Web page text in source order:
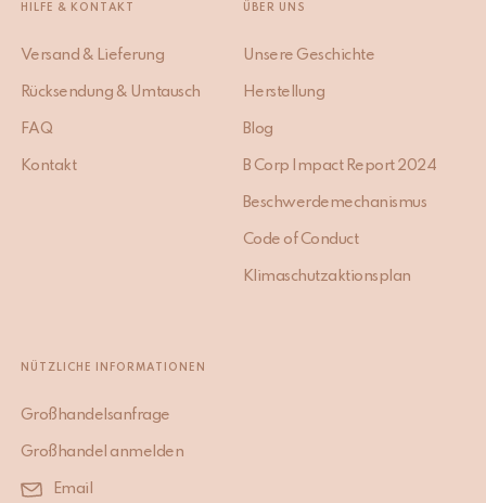
HILFE & KONTAKT
Versand & Lieferung
Rücksendung & Umtausch
FAQ
Kontakt
ÜBER UNS
Unsere Geschichte
Herstellung
Blog
B Corp Impact Report 2024
Beschwerdemechanismus
Code of Conduct
Klimaschutzaktionsplan
NÜTZLICHE INFORMATIONEN
Großhandelsanfrage
Großhandel anmelden
Email